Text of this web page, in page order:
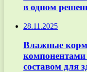
в одном
28.11.2025
Влажные
составом для